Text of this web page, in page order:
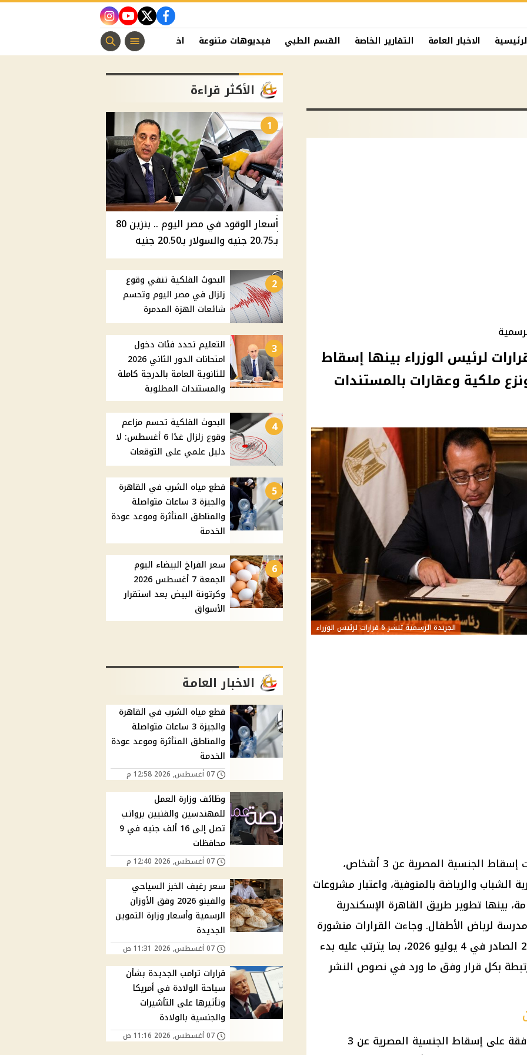
facebook
twitter
youtube
instagram
الاخبار العامة التقارير الخاصة القسم الطبي فيديوهات متنوعة اخبار الفن منوعات مسيحية
الرسمية تنشر 6 قرارات لرئيس الوزراء بينها إسقاط
ملكية وعقارات بالمستندات
الجريدة الرسمية تنشر 6 قرارات لرئيس الوزراء
قرارات رئيس الوزراء الجديدة شملت إسقاط الجنسية المصرية عن 3 أشخاص،
والرياضة بالمنوفية، واعتبار مشروعات
بينها تطوير طريق القاهرة الإسكندرية
لرياض الأطفال. وجاءت القرارات منشورة
في الجريدة الرسمية بالعدد رقم 27 الصادر في 4 يوليو 2026، بما يترتب عليه بدء
بكل قرار وفق ما ورد في نصوص النشر
تضمنت قرارات مجلس الوزراء الموافقة على إسقاط الجنسية المصرية عن 3
الأكثر قراءة
1
أسعار الوقود في مصر اليوم .. بنزين 80
بـ20.75 جنيه والسولار بـ20.50 جنيه
2
البحوث الفلكية تنفي وقوع
زلزال في مصر اليوم وتحسم
شائعات الهزة المدمرة
3
التعليم تحدد فئات دخول
امتحانات الدور الثاني 2026
للثانوية العامة بالدرجة كاملة
والمستندات المطلوبة
4
البحوث الفلكية تحسم مزاعم
وقوع زلزال غدًا 6 أغسطس: لا
دليل علمي على التوقعات
5
قطع مياه الشرب في القاهرة
والجيزة 3 ساعات متواصلة
والمناطق المتأثرة وموعد عودة
الخدمة
6
سعر الفراخ البيضاء اليوم
الجمعة 7 أغسطس 2026
وكرتونة البيض بعد استقرار
الأسواق
الاخبار العامة
قطع مياه الشرب في القاهرة
والجيزة 3 ساعات متواصلة
والمناطق المتأثرة وموعد عودة
الخدمة
07 أغسطس, 2026 12:58 م
وظائف وزارة العمل
للمهندسين والفنيين برواتب
تصل إلى 16 ألف جنيه في 9
محافظات
07 أغسطس, 2026 12:40 م
سعر رغيف الخبز السياحي
والفينو 2026 وفق الأوزان
الرسمية وأسعار وزارة التموين
الجديدة
07 أغسطس, 2026 11:31 ص
قرارات ترامب الجديدة بشأن
سياحة الولادة في أمريكا
وتأثيرها على التأشيرات
والجنسية بالولادة
07 أغسطس, 2026 11:16 ص